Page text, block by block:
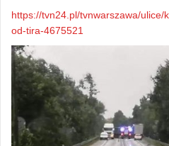
https://tvn24.pl/tvnwarszawa/
od-tira-4675521